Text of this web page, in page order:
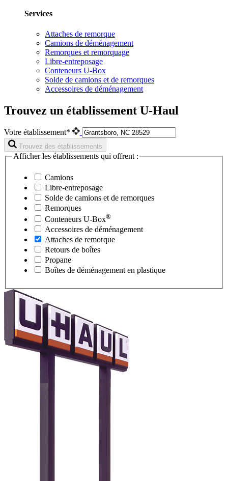
Services
Attaches de remorque
Camions de déménagement
Remorques et remorquage
Libre-entreposage
Conteneurs U-Box
Solde de camions et de remorques
Accessoires de déménagement
Trouvez un établissement U-Haul
Votre établissement*
Trouvez des établissements
Afficher les établissements qui offrent :
Camions
Libre-entreposage
Solde de camions et de remorques
Remorques
Conteneurs U-Box®
Accessoires de déménagement
Attaches de remorque
Retours de boîtes
Propane
Boîtes de déménagement en plastique